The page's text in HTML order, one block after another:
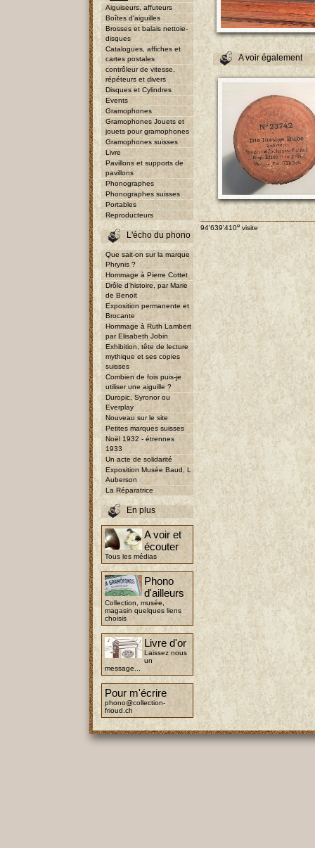
Aiguiseurs, affuteurs
Boîtes d'aiguilles
Brosses et balais nettoie-
disques
Catalogues, affiches et
cartes postales
contrôleur de vitesse,
répéteurs et divers
Disques et Cylindres
Events
Gramophones
Gramophones Jouets et
jouets pour gramophones
Gramophones suisses
Livre
Pavillons et supports de
pavillons
Phonographes
Phonographes suisses
Portables
Reproducteurs
L'écho du phono
Que sait-on sur la marque
Phrynis ?
Hommage à Pierre Cottet
Drôle d'histoire, par Marie
de Benoit
Exposition permanente et
Brocante
Hommage à Ruth Lambert
par Elisabeth Jobin
Exhibition, tête de lecture
mythique et ses copies
suisses
Combien de fois puis-je
utiliser une aiguille ?
Duropic, Syronor ou
Everplay
Nouveau sur le site
Petites marques suisses
Noël 1932 - étrennes
1933
Un acte de solidarité
Exposition Musée Baud, L
Auberson
La Réparatrice
En plus
A voir et
écouter
Tous les médias
Phono
d'ailleurs
Collection, musée,
magasin quelques liens
choisis
Livre d'or
Laissez nous
un
message...
Pour m'écrire
phono@collection-
frioud.ch
A voir également
94'639'410e visite